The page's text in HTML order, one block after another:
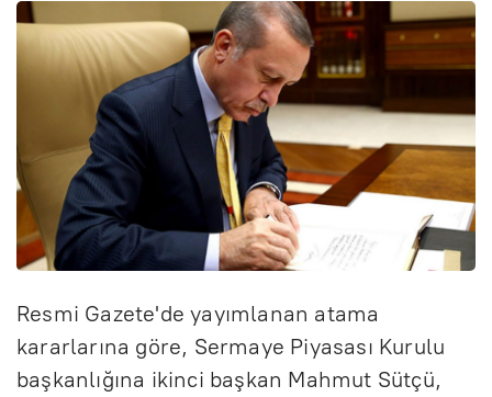
Resmi Gazete'de yayımlanan atama
kararlarına göre, Sermaye Piyasası Kurulu
başkanlığına ikinci başkan Mahmut Sütçü,